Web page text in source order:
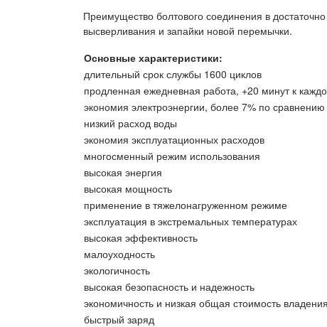
Преимущество болтового соединения в
высверливания и запайки новой перемычки.
Основные характеристики:
длительный срок службы 1600 циклов
продленная ежедневная работа, +20 минут к
экономия электроэнергии, более 7% по
низкий расход воды
экономия эксплуатационных расходов
многосменный режим использования
высокая энергия
высокая мощность
применение в тяжелонагруженном режиме
эксплуатация в экстремальных температурах
высокая эффективность
малоуходность
экологичность
высокая безопасность и надежность
экономичность и низкая общая стоимость владения
быстрый заряд